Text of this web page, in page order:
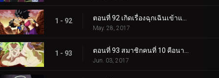
1 - 92 ตอนที่ 92 เกิดเรื่องฉุกเฉินเข้าแล้ว!! สมาชิกมีไม่ครบ 10 คน!!
May. 28, 2017
1 - 93
Jun. 03, 2017